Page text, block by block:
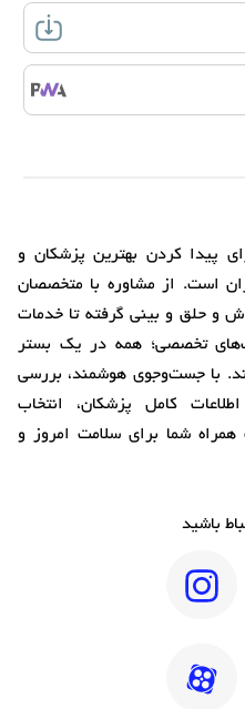
پیدا کردن بهترین پزشکان و
است. از مشاوره با متخصصان
و حلق و بینی گرفته تا خدمات
تخصصی؛ همه در یک بستر
با جست‌وجوی هوشمند، بررسی
کامل پزشکان، انتخاب
همراه شما برای سلامت امروز و
باشید